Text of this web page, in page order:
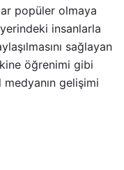
popüler olmaya
insanlarla
sağlayan
öğrenimi gibi
gelişimi